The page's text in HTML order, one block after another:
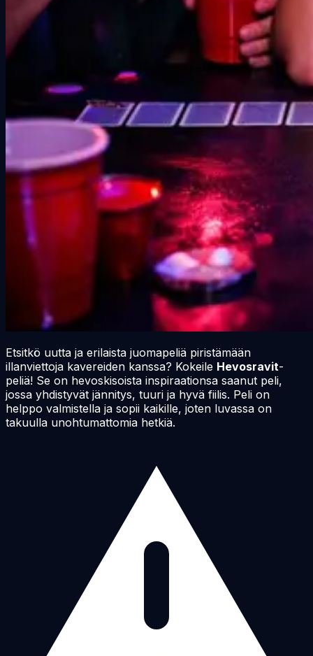
Etsitkö uutta ja erilaista juomapeliä piristämään
illanviettoja kavereiden kanssa? Kokeile Hevosravit-
peliä! Se on hevoskisoista inspiraationsa saanut peli,
jossa yhdistyvät jännitys, tuuri ja hyvä fiilis. Peli on
helppo valmistella ja sopii kaikille, joten luvassa on
takuulla unohtumattomia hetkiä.